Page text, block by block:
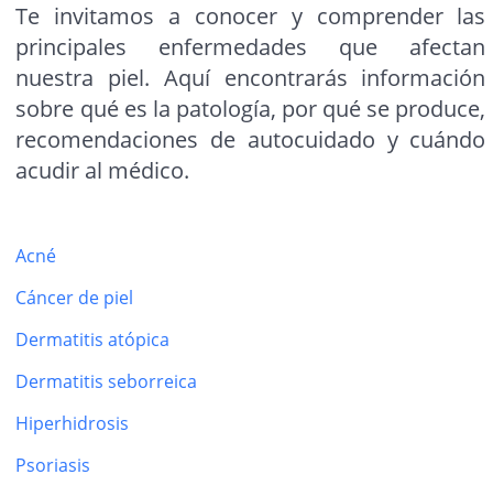
Te invitamos a conocer y comprender las
principales enfermedades que afectan
nuestra piel. Aquí encontrarás información
sobre qué es la patología, por qué se produce,
recomendaciones de autocuidado y cuándo
acudir al médico.
Acné
Cáncer de piel
Dermatitis atópica
Dermatitis seborreica
Hiperhidrosis
Psoriasis